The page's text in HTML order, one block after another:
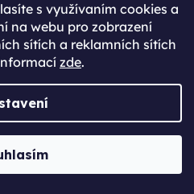
s využívaním cookies a
na webu pro zobrazení
sítích a reklamních sítích
zde.
a slevy pro